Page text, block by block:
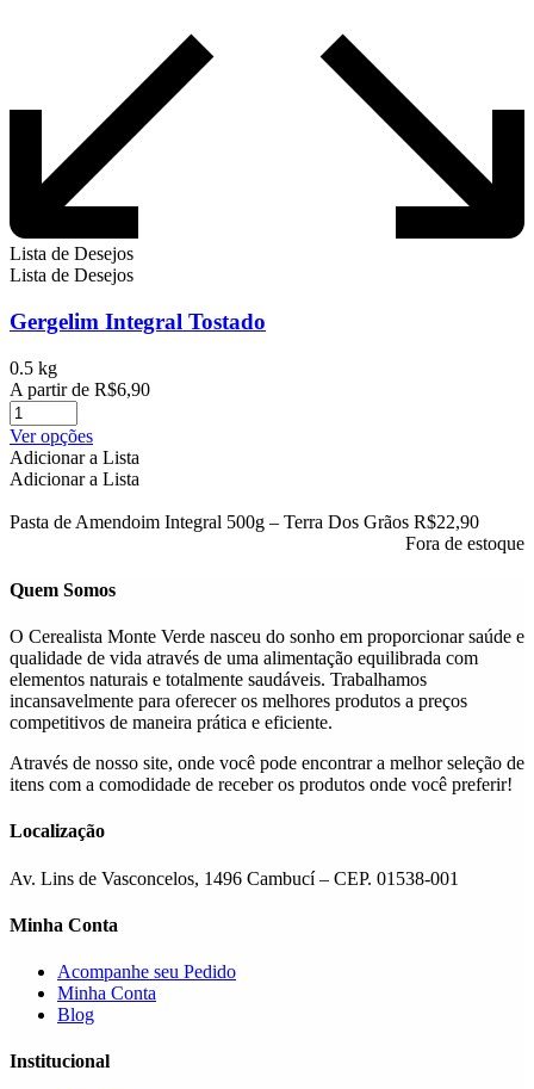
Lista de Desejos
Lista de Desejos
Gergelim Integral Tostado
0.5 kg
A partir de R$6,90
Ver opçõesEste
produto
tem
variantes.
podem
escolhidas
na
página
do
produto
Adicionar a Lista
Adicionar a Lista
Pasta de Amendoim Integral 500g – Terra Dos Grãos R$22,90
Fora de estoque
Quem Somos
O Cerealista Monte Verde nasceu do sonho em proporcionar saúde e
qualidade de vida através de uma alimentação equilibrada com
elementos naturais e totalmente saudáveis. Trabalhamos
incansavelmente para oferecer os melhores produtos a preços
competitivos de maneira prática e eficiente.
Através de nosso site, onde você pode encontrar a melhor seleção de
itens com a comodidade de receber os produtos onde você preferir!
Localização
Av. Lins de Vasconcelos, 1496 Cambucí – CEP. 01538-001
Minha Conta
Acompanhe seu Pedido
Minha Conta
Blog
Institucional